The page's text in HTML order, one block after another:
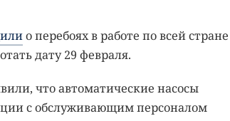
о перебоях в работе по всей стране
дату 29 февраля.
что автоматические насосы
с обслуживающим персоналом